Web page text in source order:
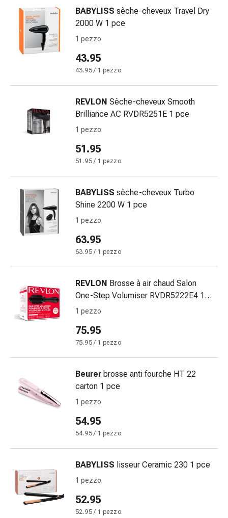
disinfezione
delle
Medicazioni
spray
Suture
colla
tissutale
vescicante
Tamponi
medicali
Occhi
orecchie
Igiene
dell'orecchio
Dolore
oftalmiche
Infiammazione
oculare
oftalmiche
Igiene
oculare
circolazione
e
vasi
Cuore
Calze
sostegno
Circolazione
BABYLISS sèche-cheveux Travel Dry
2000 W 1 pce
1 pezzo
43.95
43.95 / 1 pezzo
REVLON Sèche-cheveux Smooth
Brilliance AC RVDR5251E 1 pce
1 pezzo
51.95
51.95 / 1 pezzo
BABYLISS sèche-cheveux Turbo
Shine 2200 W 1 pce
1 pezzo
63.95
63.95 / 1 pezzo
REVLON Brosse à air chaud Salon
One-Step Volumiser RVDR5222E4 1
pce
1 pezzo
75.95
75.95 / 1 pezzo
Beurer brosse anti fourche HT 22
carton 1 pce
1 pezzo
54.95
54.95 / 1 pezzo
BABYLISS lisseur Ceramic 230 1 pce
1 pezzo
52.95
52.95 / 1 pezzo